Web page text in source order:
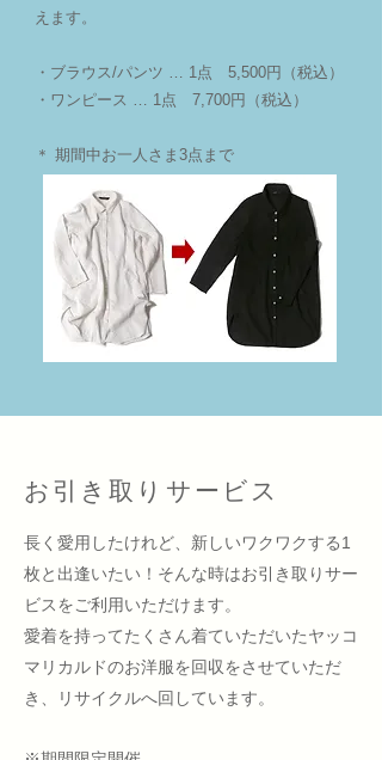
えます。
・ブラウス/パンツ … 1点 5,500円（税込）
・ワンピース … 1点 7,700円（税込）
＊ 期間中お一人さま3点まで
お引き取りサービス
長く愛用したけれど、新しいワクワクする1
枚と出逢いたい！ そんな時はお引き取りサー
ビスをご利用いただけます。
愛着を持ってたくさん着ていただいたヤッコ
マリカルドのお洋服を回収をさせていただ
き、リサイクルへ回しています。